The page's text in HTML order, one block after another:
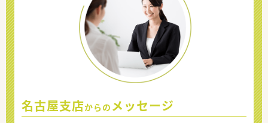
名古屋支店からの メッセージ